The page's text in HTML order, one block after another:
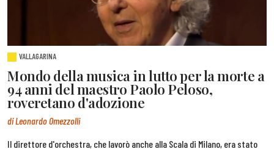
VALLAGARINA
Mondo della musica in lutto per la morte a
94 anni del maestro Paolo Peloso,
roveretano d'adozione
di Leonardo Omezzolli
Il direttore d'orchestra, che lavorò anche alla Scala di Milano, era stato